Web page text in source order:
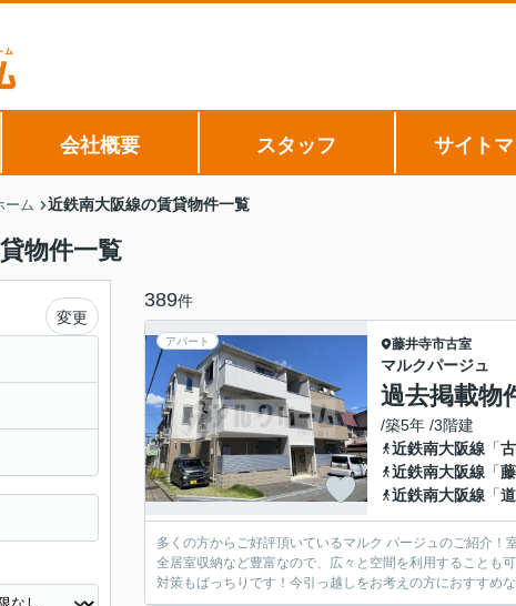
会社概要 スタッフ サイト
ーム 近鉄南大阪線の賃貸物件一覧
物件一覧
389件
アパート 藤井寺市古室
マルクパージュ
過去掲載物
/築5年 /3階建
近鉄南大阪線 「
近鉄南大阪線 「
近鉄南大阪線 「
多くの方からご好評頂いているマルク パージュのご紹介！
全居室収納など豊富なので、広々と空間を利用することも
対策もばっちりです！今引っ越しをお考えの方におすすめ
変更